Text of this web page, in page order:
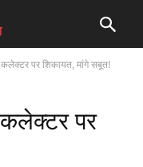
पर शिकायत, मांगे सबूत!
पर